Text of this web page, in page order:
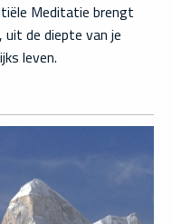
Meditatie brengt
de diepte van je
leven.